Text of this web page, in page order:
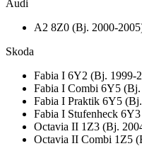
Audi
A2 8Z0 (Bj. 2000-
Skoda
Fabia I 6Y2 (Bj. 1999-
Fabia I Combi 6Y5
Fabia I Praktik 6Y5
Fabia I Stufenheck
Octavia II 1Z3 (Bj.
Octavia II Combi 1Z5